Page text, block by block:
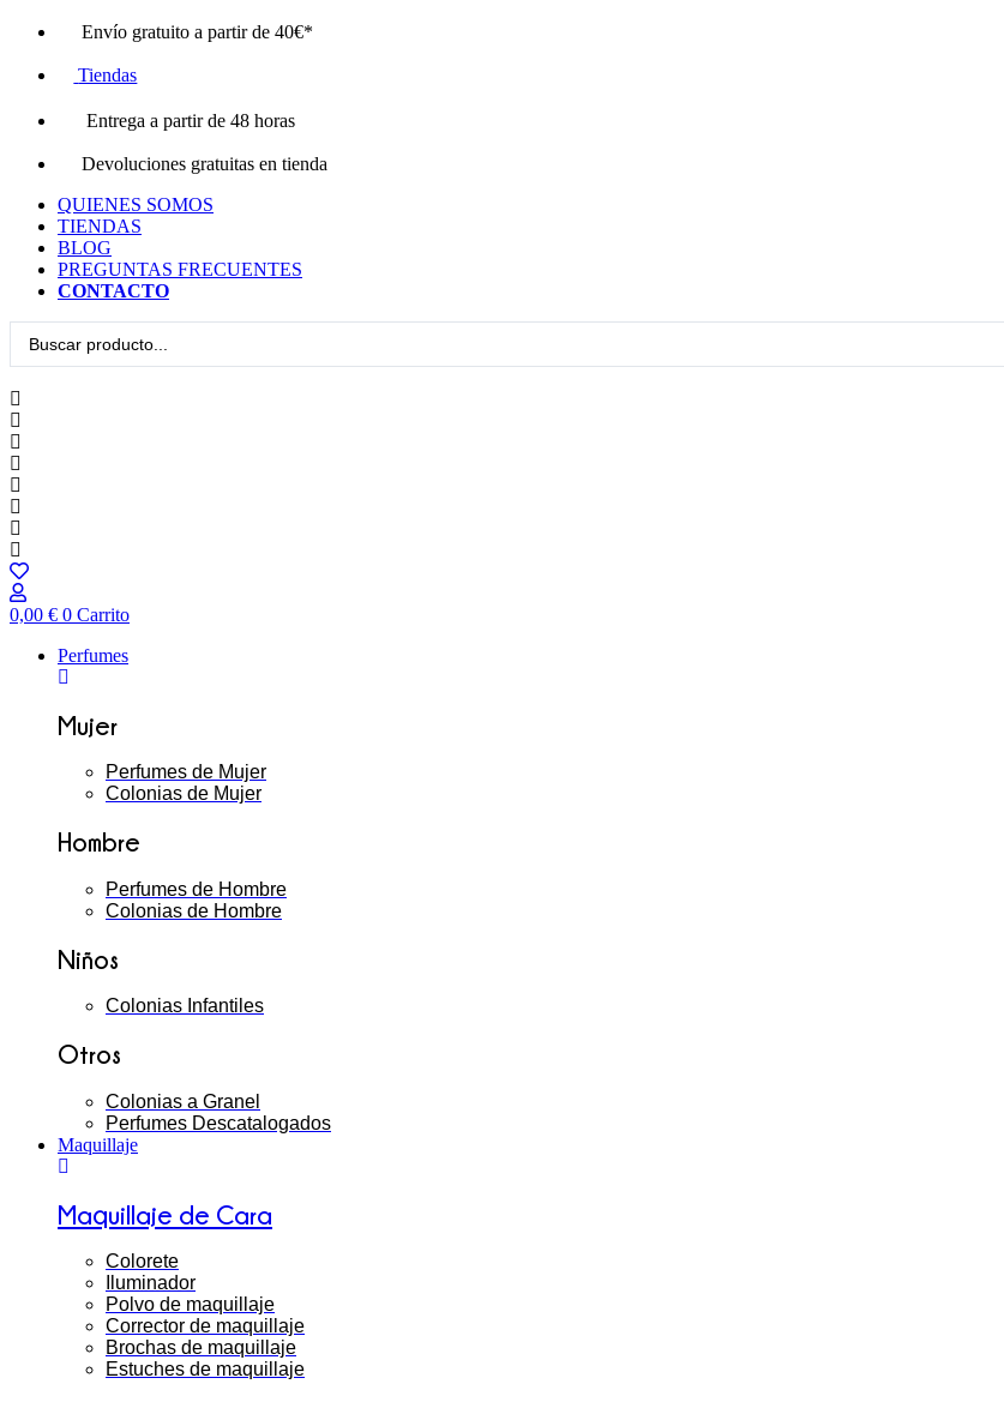
contenido
Envío gratuito a partir de 40€*
Tiendas
Entrega a partir de 48 horas
Devoluciones gratuitas en tienda
QUIENES SOMOS
TIENDAS
BLOG
PREGUNTAS FRECUENTES
CONTACTO
0,00 € 0 Carrito
Perfumes
Mujer
Perfumes de Mujer
Colonias de Mujer
Hombre
Perfumes de Hombre
Colonias de Hombre
Niños
Colonias Infantiles
Otros
Colonias a Granel
Perfumes Descatalogados
Maquillaje
Maquillaje de Cara
Colorete
Iluminador
Polvo de maquillaje
Corrector de maquillaje
Brochas de maquillaje
Estuches de maquillaje